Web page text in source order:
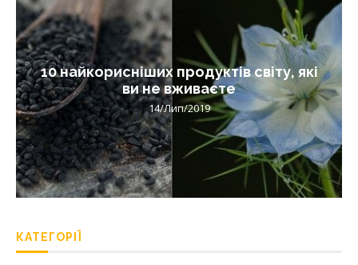
10 найкорисніших продуктів світу, які
ви не вживаєте
14/Лип/2019
КАТЕГОРІЇ